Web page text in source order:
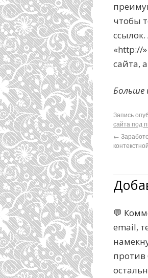
чтобы
ссылок.
«http://
сайта,
Больше
Запись
сайта под
←
💬
email,
против